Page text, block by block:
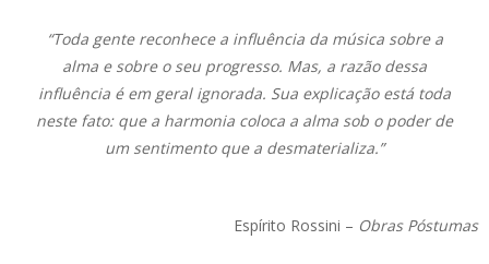
“Toda gente reconhece a influência da música sobre a
alma e sobre o seu progresso. Mas, a razão dessa
influência é em geral ignorada. Sua explicação está toda
neste fato: que a harmonia coloca a alma sob o poder de
um sentimento que a desmaterializa.”
Espírito Rossini – Obras Póstumas